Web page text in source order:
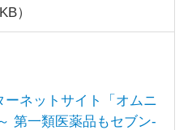
）
ーネットサイト「オムニ
第一類医薬品もセブン‐